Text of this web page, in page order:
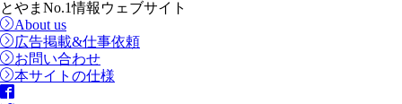
とやまNo.1情報ウェブサイト
About us
広告掲載&仕事依頼
お問い合わせ
本サイトの仕様